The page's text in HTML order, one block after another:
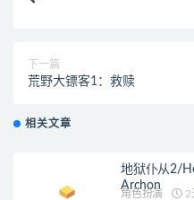
下一篇
荒野大镖客1：救赎
相关文章
地狱仆从2/
Archon
角色扮演 2